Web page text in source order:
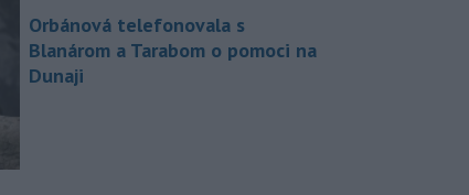
Orbánová telefonovala s
Blanárom a Tarabom o pomoci na
Dunaji